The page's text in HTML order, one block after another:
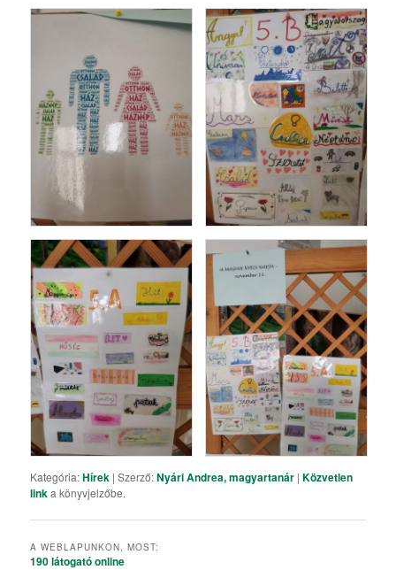
Kategória:Hírek | Szerző:Nyári Andrea, magyartanár |Közvetlen
linka könyvjelzőbe.
A WEBLAPUNKON, MOST:
190 látogatóonline